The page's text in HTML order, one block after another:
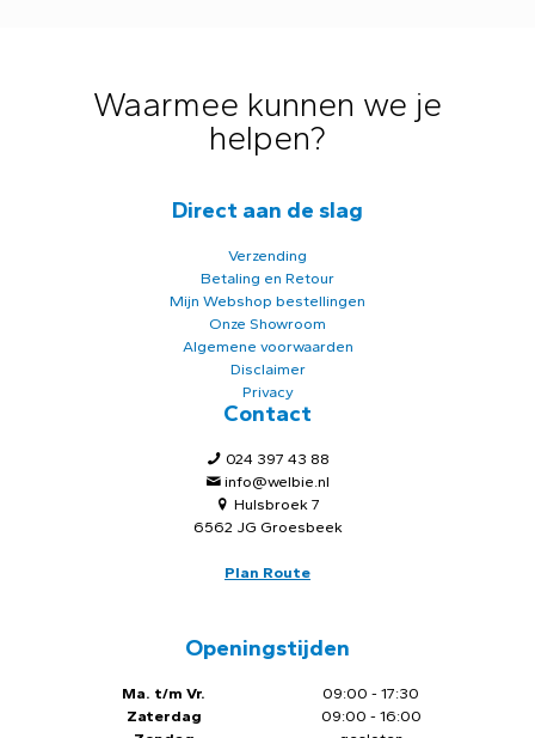
Waarmee kunnen we je
helpen?
Direct aan de slag
Verzending
Betaling en Retour
Mijn Webshop bestellingen
Onze Showroom
Algemene voorwaarden
Disclaimer
Privacy
Contact
024 397 43 88
info@welbie.nl
Hulsbroek 7
6562 JG Groesbeek
Plan Route
Openingstijden
Ma. t/m Vr.
Zaterdag
09:00 - 17:30
09:00 - 16:00